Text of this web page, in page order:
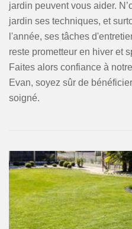
jardin peuvent vous aider.
jardin ses techniques, et
l'année, ses tâches
reste prometteur en hiver et
Faites alors confiance à
Evan, soyez sûr de
soigné.